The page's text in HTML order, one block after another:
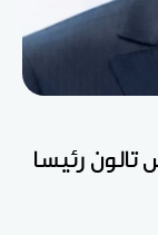
تالون رئيسا